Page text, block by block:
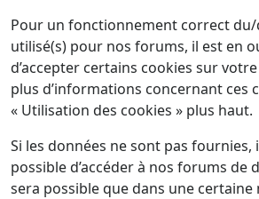
Pour un fonctionnement correct du/
utilisé(s) pour nos forums, il est en
d’accepter certains cookies sur
plus d’informations concernant ces
« Utilisation des cookies » plus haut.
Si les données ne sont pas fournies,
possible d’accéder à nos forums de
sera possible que dans une certaine